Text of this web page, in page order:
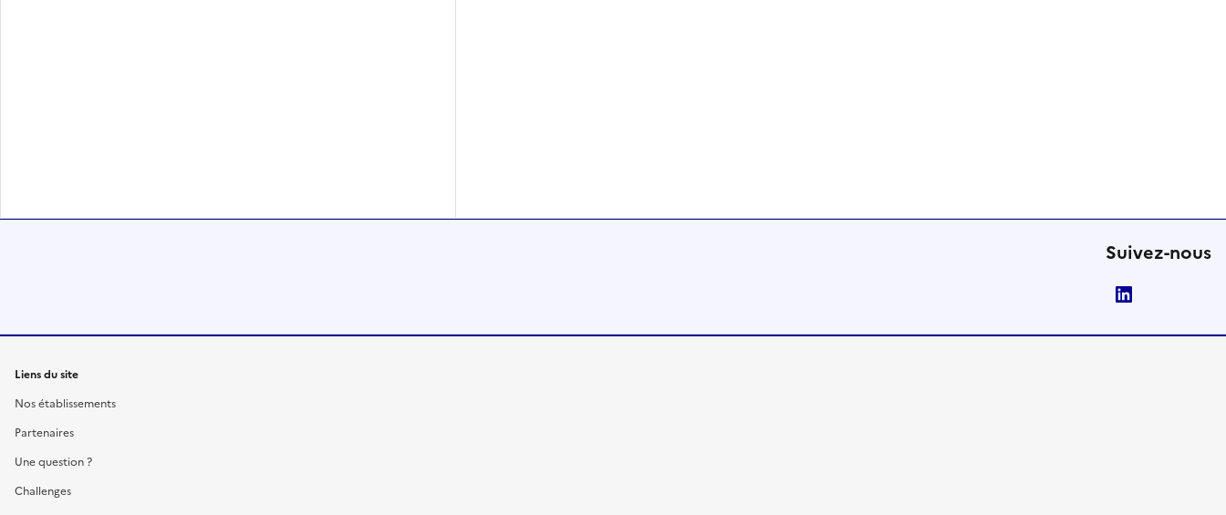
Suivez-nous
Liens du site
Nos établissements
Partenaires
Une question ?
Challenges